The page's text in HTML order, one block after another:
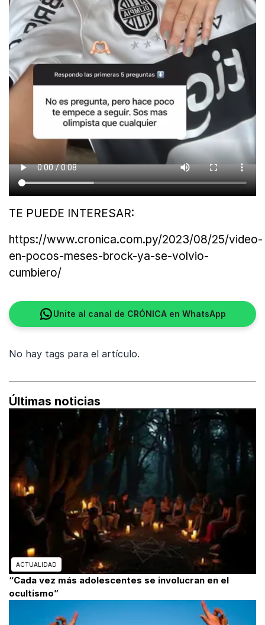
TE PUEDE INTERESAR:
https://www.cronica.com.py/2023/08/25/video-
en-pocos-meses-brock-ya-se-volvio-
cumbiero/
Unite al canal de CRÓNICA en WhatsApp
No hay tags para el artículo.
Últimas noticias
ACTUALIDAD
“Cada vez más adolescentes se involucran en el
ocultismo”